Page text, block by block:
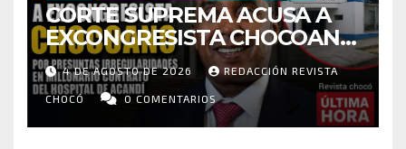
CORTE SUPREMA ACUSA A
EXCONGRESISTA CHOCOANO
POR PRESUNTAS
IRREGULARIDADES EN
MILLONARIO CONTRATO DEL
HOSPITAL DE ACANDÍ
4 DE AGOSTO DE 2026 REDACCIÓN REVISTA
CHOCÓ 0 COMENTARIOS